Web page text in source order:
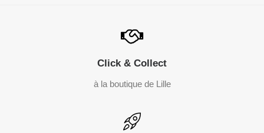
Click & Collect
à la boutique de Lille